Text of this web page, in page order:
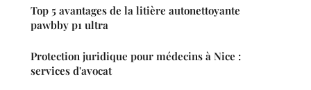
Top 5 avantages de la litière autonettoyante
pawbby p1 ultra
Protection juridique pour médecins à Nice :
services d'avocat